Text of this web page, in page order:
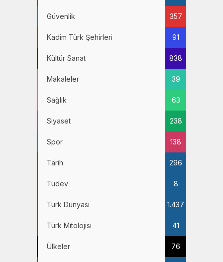
Güvenlik 357
Kadim Türk Şehirleri 91
Kültür Sanat 838
Makaleler 39
Sağlık 63
Siyaset 238
Spor 138
Tarih 296
Tüdev 8
Türk Dünyası 1.437
Türk Mitolojisi 41
Ülkeler 76